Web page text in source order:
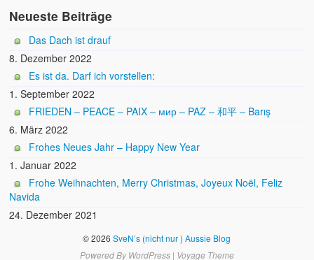
Neueste Beiträge
Das Dach ist drauf
8. Dezember 2022
Es ist da. Darf ich vorstellen:
1. September 2022
FRIEDEN – PEACE – PAIX – мир – PAZ – 和平 – Barış
6. März 2022
Frohes Neues Jahr – Happy New Year
1. Januar 2022
Frohe Weihnachten, Merry Christmas, Joyeux Noël, Feliz
Navida
24. Dezember 2021
© 2026 SveN’s (nicht nur ) Aussie Blog
Powered By WordPress| Voyage Theme